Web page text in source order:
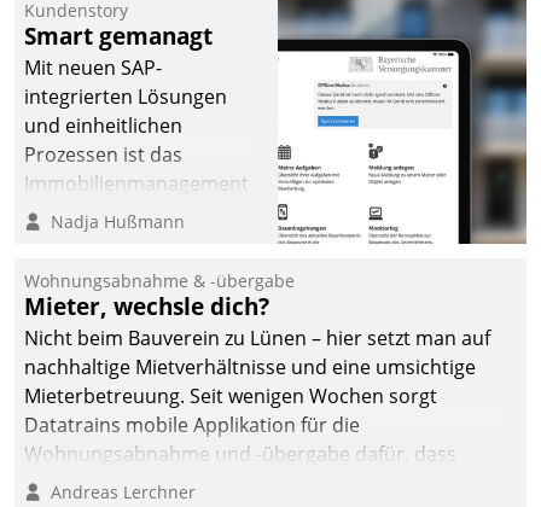
Kundenstory
Smart gemanagt
Mit neuen SAP-
integrierten Lösungen
und einheitlichen
Prozessen ist das
Immobilienmanagement
der Bayerischen
Ressort Kapitalanlage für
künftige Aufgaben und
Herausforderungen
gerüstet.
Nadja Hußmann
Wohnungsabnahme & -übergabe
Mieter, wechsle dich?
Nicht beim Bauverein zu Lünen – hier setzt man auf
nachhaltige Mietverhältnisse und eine umsichtige
Mieterbetreuung. Seit wenigen Wochen sorgt
Datatrains mobile Applikation für die
Wohnungsabnahme und -übergabe dafür, dass
Mieter wohlgeordnet kommen und, so es sein muss,
Andreas Lerchner